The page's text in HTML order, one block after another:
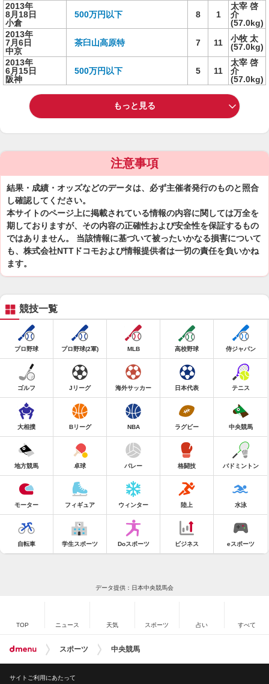
2013年
8月18日
小倉
500万円以下 8 1
太宰 啓
介
(57.0kg)
2013年
7月6日
中京
茶臼山高原特 7 11
小牧 太
(57.0kg)
2013年
6月15日
阪神
500万円以下 5 11
太宰 啓
介
(57.0kg)
もっと見る
注意事項
結果・成績・オッズなどのデータは、必ず主催者発行のものと照合
し確認してください。
本サイトのページ上に掲載されている情報の内容に関しては万全を
期しておりますが、その内容の正確性および安全性を保証するもの
ではありません。 当該情報に基づいて被ったいかなる損害について
も、株式会社NTTドコモおよび情報提供者は一切の責任を負いかね
ます。
競技一覧
プロ野球 プロ野球(2軍) MLB 高校野球 侍ジャパン
ゴルフ Jリーグ 海外サッカー 日本代表 テニス
大相撲 Bリーグ NBA ラグビー 中央競馬
地方競馬 卓球 バレー 格闘技 バドミントン
モーター フィギュア ウィンター 陸上 水泳
自転車 学生スポーツ Doスポーツ ビジネス eスポーツ
データ提供：日本中央競馬会
TOP ニュース 天気 スポーツ 占い すべて
スポーツ 中央競馬
サイトご利用にあたって